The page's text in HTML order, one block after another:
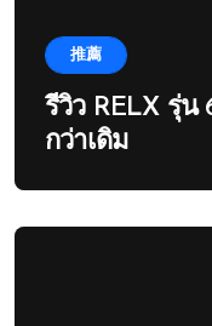
推薦
รีวิว RELX รุ่น
กว่าเดิม